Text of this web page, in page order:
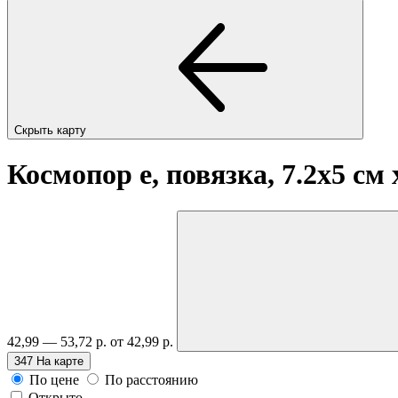
Скрыть карту
Космопор е, повязка, 7.2х5 см
42,99 — 53,72 р. от 42,99 р.
347 На карте
По цене
По расстоянию